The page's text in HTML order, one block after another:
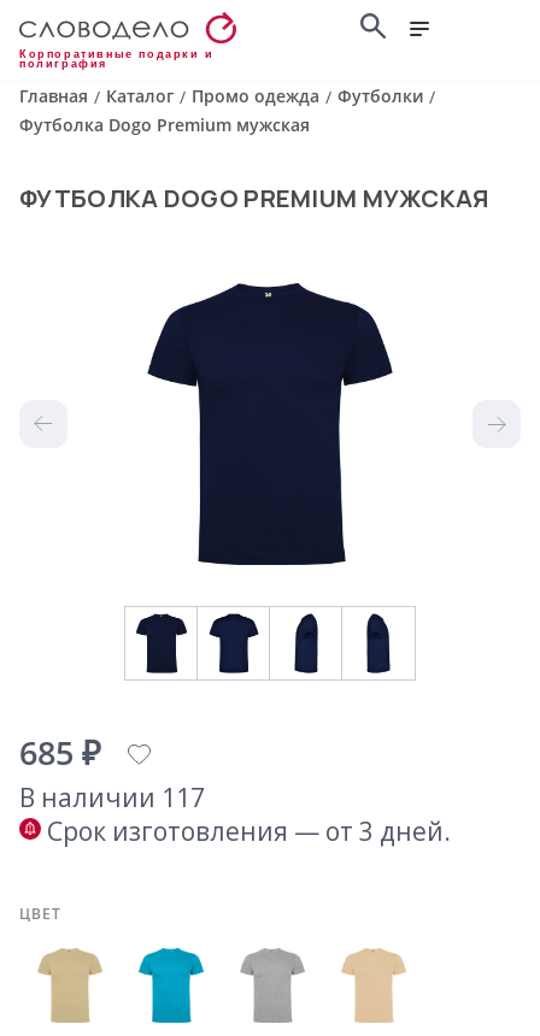
Корпоративные подарки и
полиграфия
Главная / Каталог / Промо одежда / Футболки /
Футболка Dogo Premium мужская
ФУТБОЛКА DOGO PREMIUM МУЖСКАЯ
685 ₽
В наличии 117
Срок изготовления — от 3 дней.
ЦВЕТ